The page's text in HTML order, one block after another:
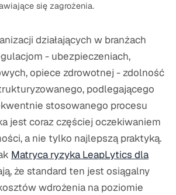
się zagrożenia.
działających w branżach
- ubezpieczeniach,
opiece zdrowotnej - zdolność
podlegającego
stosowanego procesu
jest coraz częściej oczekiwaniem
a nie tylko najlepszą praktyką.
Matryca ryzyka LeapLytics dla
że standard ten jest osiągalny
wdrożenia na poziomie